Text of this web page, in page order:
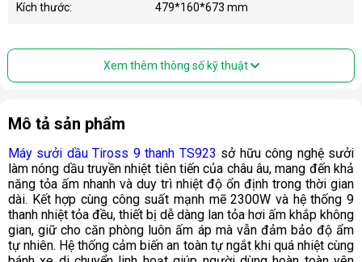
Kích thước: 479*160*673 mm
Xem thêm thông số kỹ thuật
Mô tả sản phẩm
Máy sưởi dầu Tiross 9 thanh TS923 sở hữu công nghệ sưởi
làm nóng dầu truyền nhiệt tiên tiến của châu âu, mang đến khả
năng tỏa ấm nhanh và duy trì nhiệt độ ổn định trong thời gian
dài. Kết hợp cùng công suất mạnh mẽ 2300W và hệ thống 9
thanh nhiệt tỏa đều, thiết bị dễ dàng lan tỏa hơi ấm khắp không
gian, giữ cho căn phòng luôn ấm áp mà vẫn đảm bảo độ ẩm
tự nhiên. Hệ thống cảm biến an toàn tự ngắt khi quá nhiệt cùng